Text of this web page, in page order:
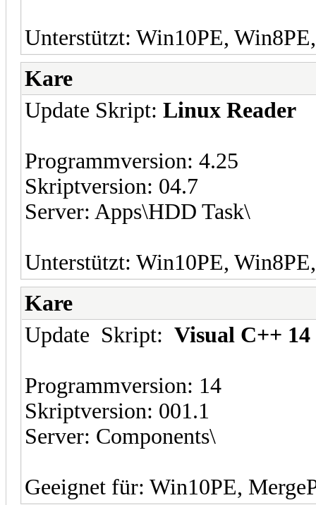
Unterstützt: Win10PE,
Kare
Update Skript: Linux Reader
Programmversion: 4.25
Skriptversion: 04.7
Server: Apps\HDD Task\
Unterstützt: Win10PE,
Kare
Update Skript: Visual C++
Programmversion: 14
Skriptversion: 001.1
Server: Components\
Geeignet für: Win10PE,